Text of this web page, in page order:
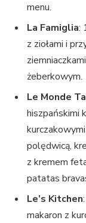
menu.
La Famiglia:
z ziołami i
żeberkowym.
Le Monde
hiszpańskimi
polędwicą,
z kremem
patatas
Le’s Kitchen
makaron z